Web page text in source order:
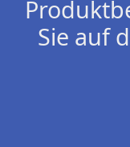
Sie auf